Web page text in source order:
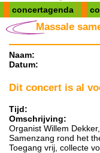
concertagenda
Massale
Naam:
Datum:
Dit concert is al
Tijd:
Omschrijving:
Organist Willem
Samenzang rond het
Toegang vrij, collecte